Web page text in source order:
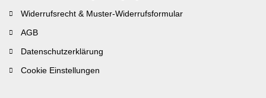
Widerrufsrecht & Muster-Widerrufsformular
AGB
Datenschutzerklärung
Cookie Einstellungen